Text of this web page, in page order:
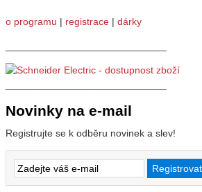
o programu | registrace | dárky
Novinky na e-mail
Registrujte se k odběru novinek a slev!